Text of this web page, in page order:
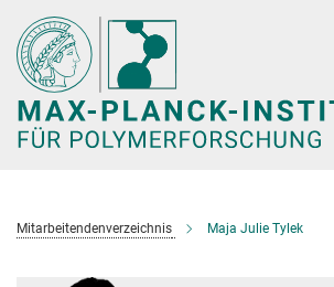
Hauptinhalt
Mitarbeitendenverzeichnis Maja Julie Tylek